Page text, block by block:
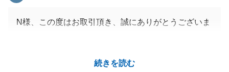
続きを読む
N様、この度はお取引頂き、誠にありがとうございま
取引を心がけて参りました。